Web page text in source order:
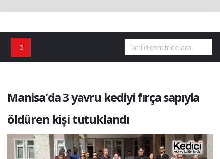
Manisa'da 3 yavru kediyi fırça sapıyla
öldüren kişi tutuklandı